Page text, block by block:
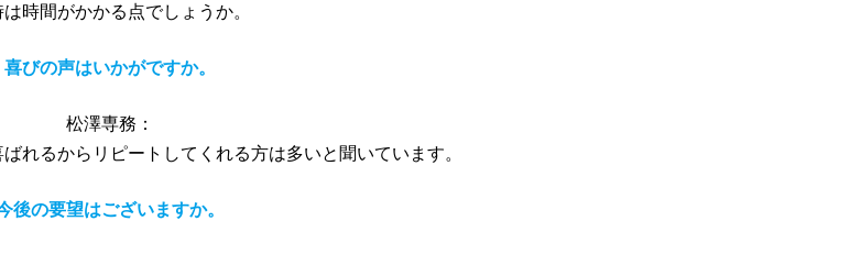
は時間がかかる点でしょうか。
喜びの声はいかがですか。
松澤専務：
れるからリピートしてくれる方は多いと聞いています。
後の要望はございますか。